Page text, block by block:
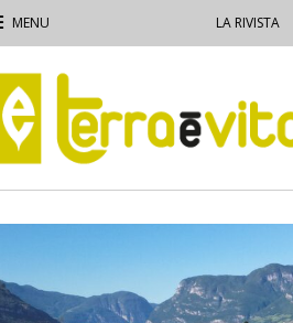
LA RIVISTA
e
Vita